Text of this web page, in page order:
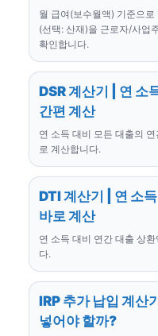
월 급여(보수월액) 기준으로
(선택: 산재)을 근로자/사업
확인합니다.
DSR 계산기 | 연 소
간편 계산
연 소득 대비 모든 대출의
로 계산합니다.
DTI 계산기 | 연 소
바로 계산
연 소득 대비 연간 대출 상
다.
IRP 추가 납입 계산
넣어야 할까?